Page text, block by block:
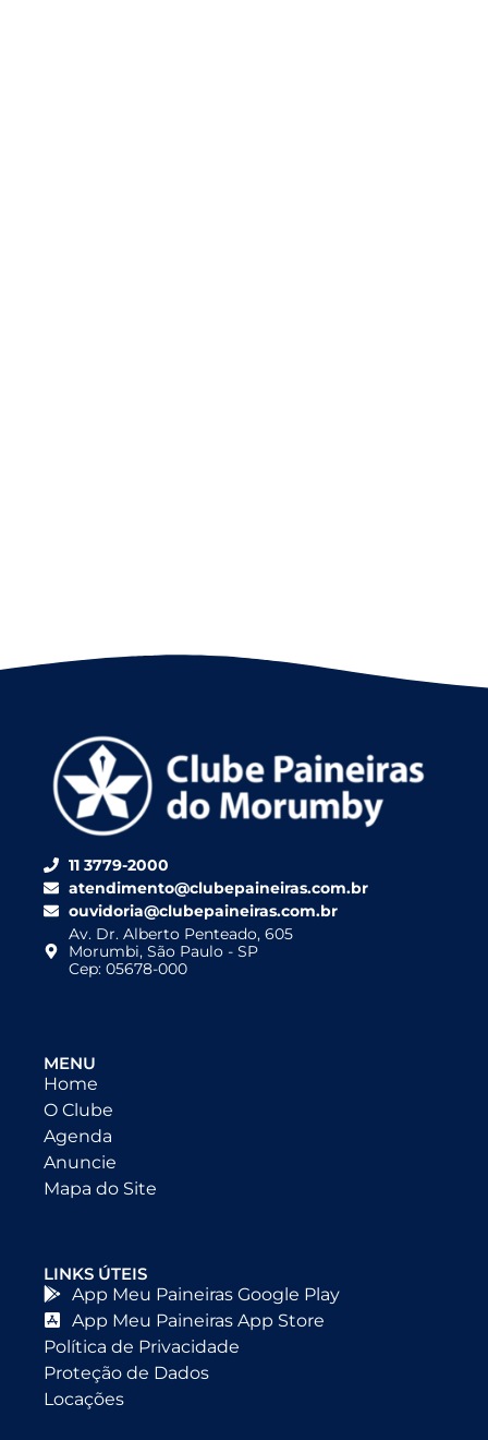
11 3779-2000
atendimento@clubepaineiras.com.br
ouvidoria@clubepaineiras.com.br
Av. Dr. Alberto Penteado, 605
Morumbi, São Paulo - SP
Cep: 05678-000
MENU
Home
O Clube
Agenda
Anuncie
Mapa do Site
LINKS ÚTEIS
App Meu Paineiras Google Play
App Meu Paineiras App Store
Política de Privacidade
Proteção de Dados
Locações